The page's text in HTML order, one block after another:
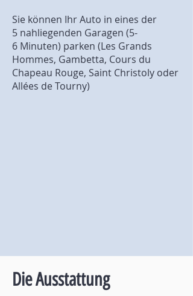
Sie können Ihr Auto in eines der
5 nahliegenden Garagen (5-
6 Minuten) parken (Les Grands
Hommes, Gambetta, Cours du
Chapeau Rouge, Saint Christoly oder
Allées de Tourny)
Die Ausstattung